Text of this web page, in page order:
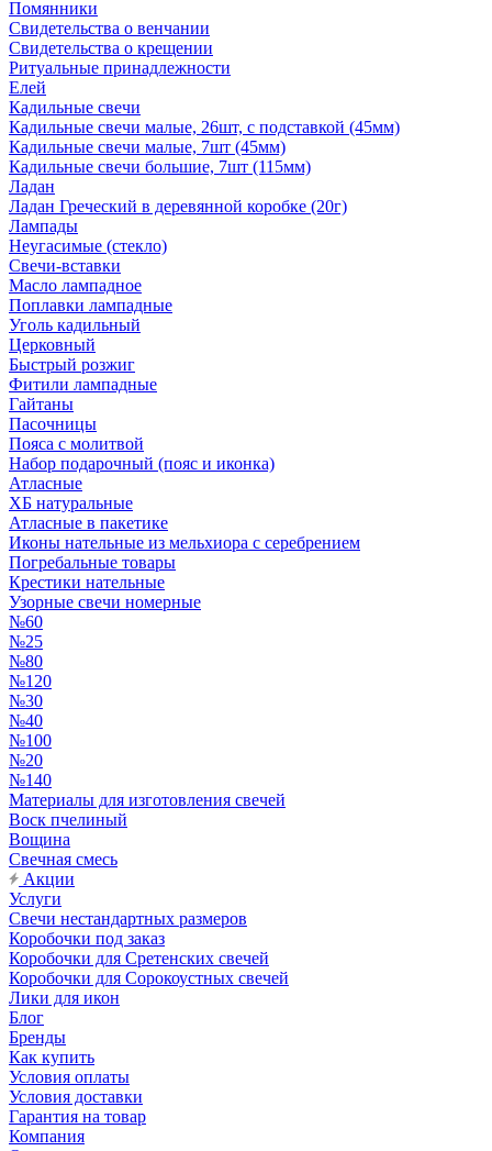
Помянники
Свидетельства о венчании
Свидетельства о крещении
Ритуальные принадлежности
Елей
Кадильные свечи
Кадильные свечи малые, 26шт, с подставкой (45мм)
Кадильные свечи малые, 7шт (45мм)
Кадильные свечи большие, 7шт (115мм)
Ладан
Ладан Греческий в деревянной коробке (20г)
Лампады
Неугасимые (стекло)
Свечи-вставки
Масло лампадное
Поплавки лампадные
Уголь кадильный
Церковный
Быстрый розжиг
Фитили лампадные
Гайтаны
Пасочницы
Пояса с молитвой
Набор подарочный (пояс и иконка)
Атласные
ХБ натуральные
Атласные в пакетике
Иконы нательные из мельхиора с серебрением
Погребальные товары
Крестики нательные
Узорные свечи номерные
№60
№25
№80
№120
№30
№40
№100
№20
№140
Материалы для изготовления свечей
Воск пчелиный
Вощина
Свечная смесь
Акции
Услуги
Свечи нестандартных размеров
Коробочки под заказ
Коробочки для Сретенских свечей
Коробочки для Сорокоустных свечей
Лики для икон
Блог
Бренды
Как купить
Условия оплаты
Условия доставки
Гарантия на товар
Компания